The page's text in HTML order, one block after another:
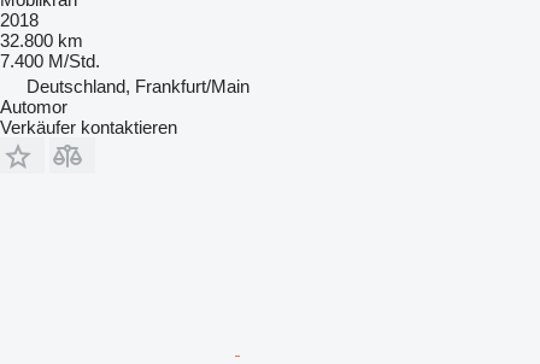
2018
32.800 km
7.400 M/Std.
Deutschland, Frankfurt/Main
Automor
Verkäufer kontaktieren